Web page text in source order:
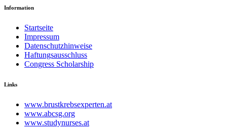
Information
Startseite
Impressum
Datenschutzhinweise
Haftungsausschluss
Congress Scholarship
Links
www.brustkrebsexperten.at
www.abcsg.org
www.studynurses.at